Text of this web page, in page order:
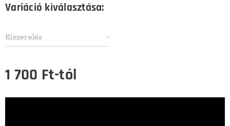
Variáció kiválasztása:
Kiszerelés
1 700 Ft-tól